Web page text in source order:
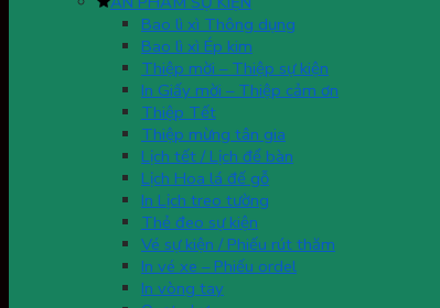
Bao lì xì Thông dụng
Bao lì xì Ép kim
Thiệp mời – Thiệp sự kiện
In Giấy mời – Thiệp cảm ơn
Thiệp Tết
Thiệp mừng tân gia
Lịch tết / Lịch để bàn
Lịch Hoa lá đế gỗ
In Lịch treo tường
Thẻ đeo sự kiện
Vé sự kiện / Phiếu rút thăm
In vé xe – Phiếu ordel
In vòng tay